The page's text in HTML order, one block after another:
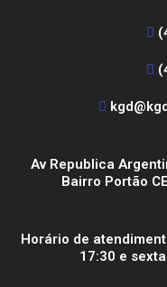
Av Republica
Bairro Portão
Horário de
17:30 e